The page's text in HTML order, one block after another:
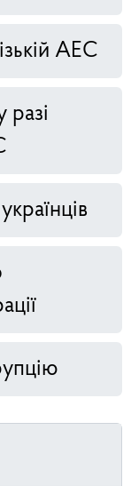
АЕС
разі